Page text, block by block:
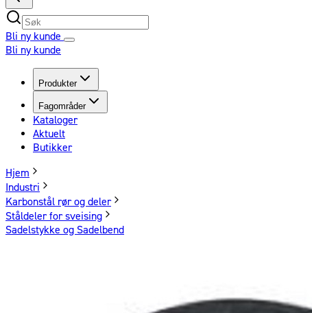
Bli ny kunde
Bli ny kunde
Produkter
Fagområder
Kataloger
Aktuelt
Butikker
Hjem
Industri
Karbonstål rør og deler
Ståldeler for sveising
Sadelstykke og Sadelbend